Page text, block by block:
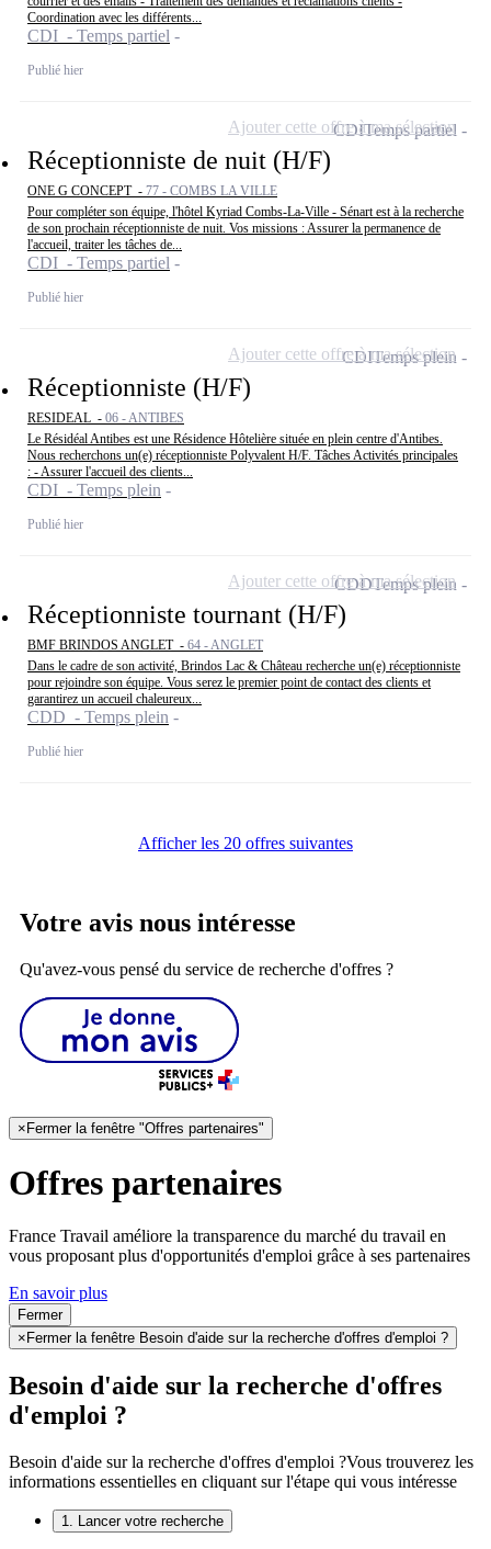
Coordination avec les différents...
CDI - Temps partiel
Publié hier
Réceptionniste de nuit (H/F)
ONE G CONCEPT - 77 - COMBS LA VILLE
Pour compléter son équipe, l'hôtel Kyriad Combs-La-Ville - Sénart est à la recherche
de son prochain réceptionniste de nuit. Vos missions : Assurer la permanence de
l'accueil, traiter les tâches de...
CDI - Temps partiel
Publié hier
CDITemps partiel
Ajouter cette offre à ma sélection
Réceptionniste (H/F)
RESIDEAL - 06 - ANTIBES
Le Résidéal Antibes est une Résidence Hôtelière située en plein centre d'Antibes.
Nous recherchons un(e) réceptionniste Polyvalent H/F. Tâches Activités principales
: - Assurer l'accueil des clients...
CDI - Temps plein
Publié hier
CDITemps plein
Ajouter cette offre à ma sélection
Réceptionniste tournant (H/F)
BMF BRINDOS ANGLET - 64 - ANGLET
Dans le cadre de son activité, Brindos Lac & Château recherche un(e) réceptionniste
pour rejoindre son équipe. Vous serez le premier point de contact des clients et
garantirez un accueil chaleureux...
CDD - Temps plein
Publié hier
CDDTemps plein
Ajouter cette offre à ma sélection
Afficher les 20 offres suivantes
Votre avis nous intéresse
Qu'avez-vous pensé du service de recherche d'offres ?
×Fermer la fenêtre "Offres partenaires"
Offres partenaires
France Travail améliore la transparence du marché du travail en
vous proposant plus d'opportunités d'emploi grâce à ses partenaires
En savoir plus
Fermer
× Fermer la fenêtre Besoin d'aide sur la recherche d'offres d'emploi ?
Besoin d'aide sur la recherche d'offres
d'emploi ?
Besoin d'aide sur la recherche d'offres d'emploi ?Vous trouverez les
informations essentielles en cliquant sur l'étape qui vous intéresse
1. Lancer votre recherche